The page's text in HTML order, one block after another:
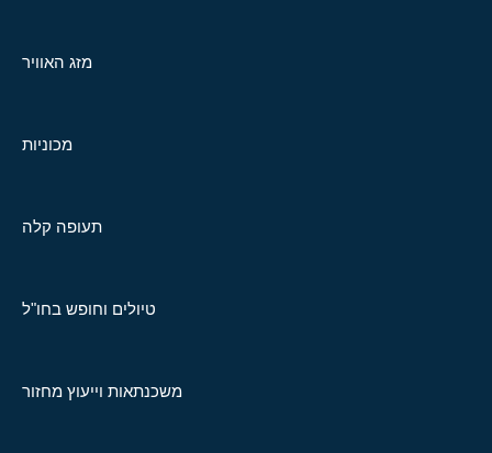
מזג האוויר
מכוניות
תעופה קלה
טיולים וחופש בחו"ל
משכנתאות וייעוץ מחזור